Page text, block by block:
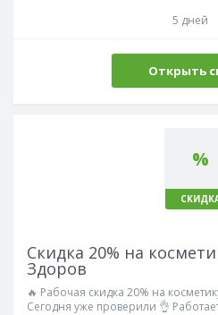
5 дней
Открыть
%
Скидка 20% на
Здоров
🔥 Рабочая скидка 20% на
Сегодня уже проверили 👌